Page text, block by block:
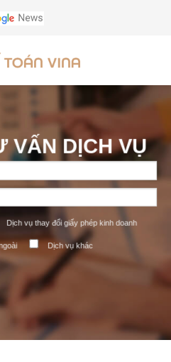
VẤN DỊCH VỤ
Dịch vụ thay đổi giấy phép kinh doanh
Dịch vụ khác